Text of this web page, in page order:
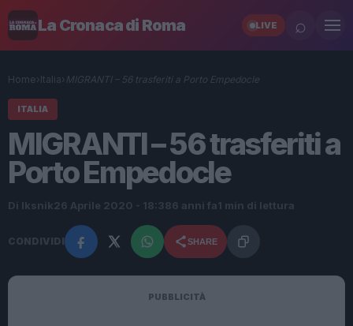
La Cronaca di Roma LIVE ⌕
Home› Italia› MIGRANTI – 56 trasferiti a Porto Empedocle
ITALIA
MIGRANTI – 56 trasferiti a
Porto Empedocle
Di Iksnik26 Aprile 2020 - 18:386 anni fa 1 min di lettura
CONDIVIDI SHARE
PUBBLICITÀ